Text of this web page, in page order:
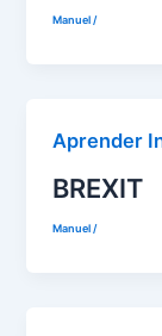
Manuel/
Aprender
BREXIT
Manuel/